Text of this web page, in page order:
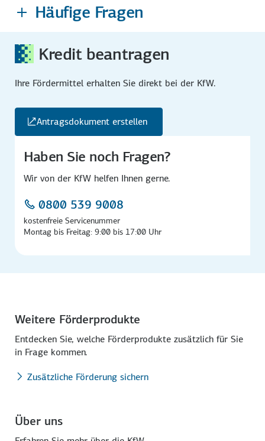
Häufige Fragen
Kredit beantragen
Ihre Fördermittel erhalten Sie direkt bei der KfW.
Antragsdokument erstellen
Haben Sie noch Fragen?
Wir von der KfW helfen Ihnen gerne.
0800 539 9008
kostenfreie Servicenummer
Montag bis Freitag: 9:00 bis 17:00 Uhr
Weitere Förderprodukte
Entdecken Sie, welche Förder­produkte zu­sätz­lich für Sie
in Frage kommen.
Zusätzliche Förderung sichern
Über uns